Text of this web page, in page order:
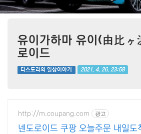
유이가하마 유이(由比
로이드
티스도리의 일상이야기 2021. 4. 26. 23:58
http://m.coupang.com 광고
넨도로이드 쿠팡 오늘주문 내일도